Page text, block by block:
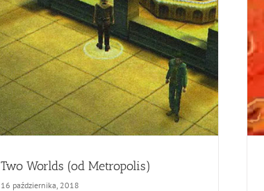
Two Worlds (od Metropolis)
16 października, 2018